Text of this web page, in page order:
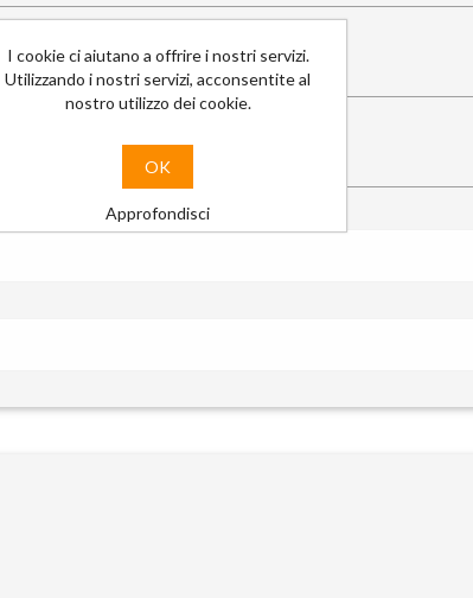
I cookie ci aiutano a offrire i nostri servizi.
Utilizzando i nostri servizi, acconsentite al
nostro utilizzo dei cookie.
OK
Approfondisci